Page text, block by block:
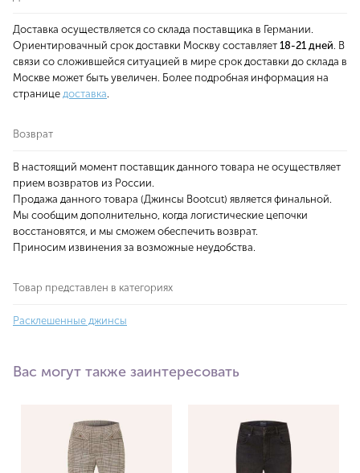
Доставка осуществляется со склада поставщика в Германии.
Ориентировачный срок доставки Москву составляет 18-21 дней. В
связи со сложившейся ситуацией в мире срок доставки до склада в
Москве может быть увеличен. Более подробная информация на
странице доставка.
Возврат
В настоящий момент поставщик данного товара не осуществляет
прием возвратов из России.
Продажа данного товара (Джинсы Bootcut) является финальной.
Мы сообщим дополнительно, когда логистические цепочки
восстановятся, и мы сможем обеспечить возврат.
Приносим извинения за возможные неудобства.
Товар представлен в категориях
Расклешенные джинсы
Вас могут также заинтересовать